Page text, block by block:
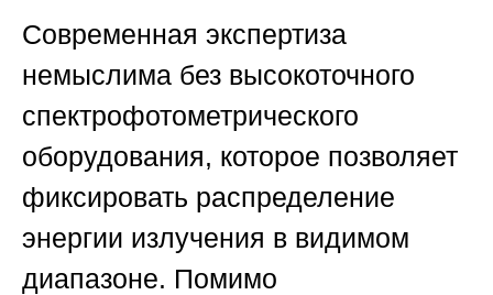
Современная экспертиза
немыслима без высокоточного
спектрофотометрического
оборудования, которое позволяет
фиксировать распределение
энергии излучения в видимом
диапазоне. Помимо